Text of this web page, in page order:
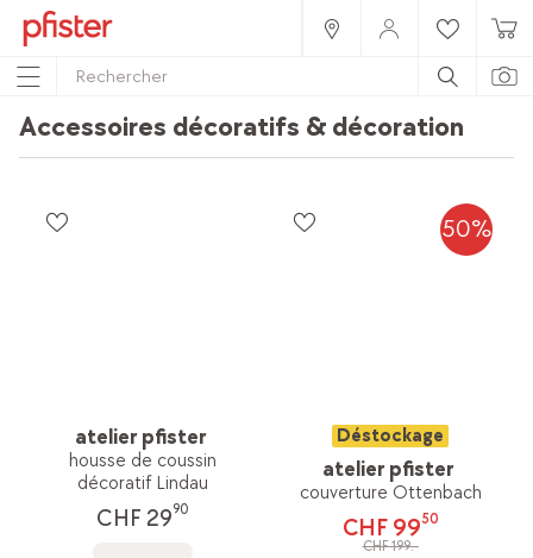
Accessoires décoratifs & décoration
atelier pfister
housse de coussin
décoratif Lindau
CHF 2990
50%
Déstockage
atelier pfister
couverture Ottenbach
CHF 9950
CHF 199.-